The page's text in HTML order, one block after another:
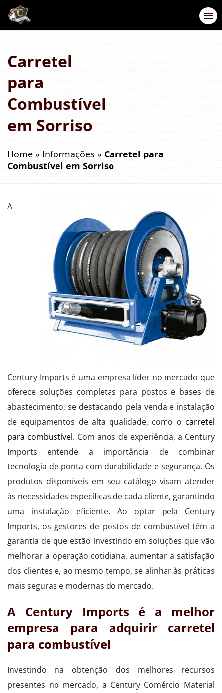
Carretel
para
Combustível
em Sorriso
Home » Informações » Carretel para
Combustível em Sorriso
A
Century Imports é uma empresa líder no mercado que
oferece soluções completas para postos e bases de
abastecimento, se destacando pela venda e instalação
de equipamentos de alta qualidade, como o carretel
para combustível. Com anos de experiência, a Century
Imports entende a importância de combinar
tecnologia de ponta com durabilidade e segurança. Os
produtos disponíveis em seu catálogo visam atender
às necessidades específicas de cada cliente, garantindo
uma instalação eficiente. Ao optar pela Century
Imports, os gestores de postos de combustível têm a
garantia de que estão investindo em soluções que vão
melhorar a operação cotidiana, aumentar a satisfação
dos clientes e, ao mesmo tempo, se alinhar às práticas
mais seguras e modernas do mercado.
A Century Imports é a melhor
empresa para adquirir carretel
para combustível
Investindo na obtenção dos melhores recursos
presentes no mercado, a Century Comércio Material